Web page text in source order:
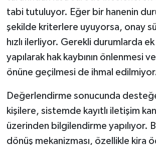
tabi tutuluyor. Eğer bir hanenin
şekilde kriterlere uyuyorsa, onay
hızlı ilerliyor. Gerekli durumlarda
yapılarak hak kaybının önlenmesi
önüne geçilmesi de ihmal
Değerlendirme sonucunda
kişilere, sistemde kayıtlı iletişim
üzerinden bilgilendirme yapılıyor.
dönüş mekanizması, özellikle kira